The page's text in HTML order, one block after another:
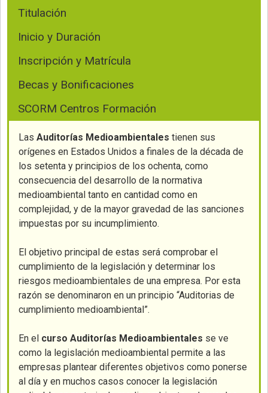
Titulación
Inicio y Duración
Inscripción y Matrícula
Becas y Bonificaciones
SCORM Centros Formación
LasAuditorías Medioambientales tienen sus
orígenes en Estados Unidos a finales de la década de
los setenta y principios de los ochenta, como
consecuencia del desarrollo de la normativa
medioambiental tanto en cantidad como en
complejidad, y de la mayor gravedad de las sanciones
impuestas por su incumplimiento.
El objetivo principal de estas será comprobar el
cumplimiento de la legislación y determinar los
riesgos medioambientales de una empresa. Por esta
razón se denominaron en un principio “Auditorias de
cumplimiento medioambiental”.
En el curso Auditorías Medioambientales se ve
como la legislación medioambiental permite a las
empresas plantear diferentes objetivos como ponerse
al día y en muchos casos conocer la legislación